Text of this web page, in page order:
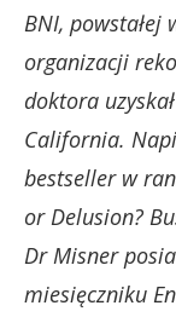
BNI, powstałej
organizacji
doktora
California.
bestseller w
or Delusion?
Dr Misner
miesięczniku